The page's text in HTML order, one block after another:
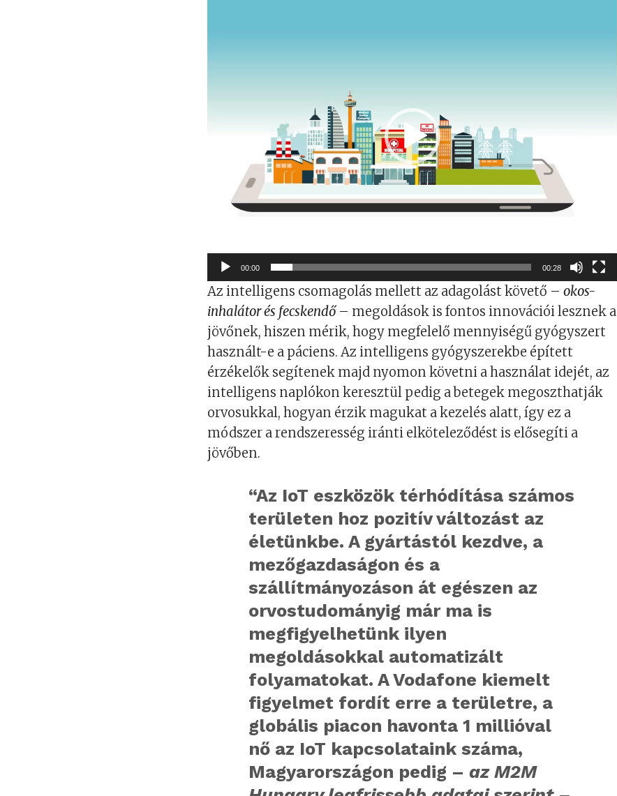
00:00 00:28
Az intelligens csomagolás mellett az adagolást követő –okos-
inhalátor és fecskendő– megoldások is fontos innovációi lesznek a
jövőnek, hiszen mérik, hogy megfelelő mennyiségű gyógyszert
használt-e a páciens. Az intelligens gyógyszerekbe épített
érzékelők segítenek majd nyomon követni a használat idejét, az
intelligens naplókon keresztül pedig a betegek megoszthatják
orvosukkal, hogyan érzik magukat a kezelés alatt, így ez a
módszer a rendszeresség iránti elköteleződést is elősegíti a
jövőben.
“Az IoT eszközök térhódítása számos
területen hoz pozitív változást az
életünkbe. A gyártástól kezdve, a
mezőgazdaságon és a
szállítmányozáson át egészen az
orvostudományig már ma is
megfigyelhetünk ilyen
megoldásokkal automatizált
folyamatokat. A Vodafone kiemelt
figyelmet fordít erre a területre, a
globális piacon havonta 1 millióval
nő az IoT kapcsolataink száma,
Magyarországon pedig –az M2M